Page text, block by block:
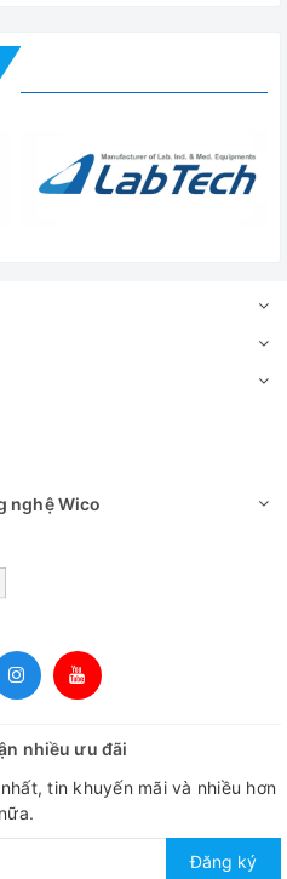
nghệ Wico
nhiều ưu đãi
tin khuyến mãi và nhiều hơn
nữa.
Đăng ký